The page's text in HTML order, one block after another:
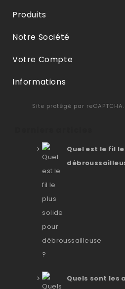
Produits
Notre Société
Votre Compte
Informations
Site protégé par reCAPTCHA.
Quel est le fil
Quels sont les